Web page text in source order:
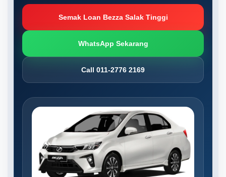
Semak Loan Bezza Salak Tinggi
WhatsApp Sekarang
Call 011-2776 2169